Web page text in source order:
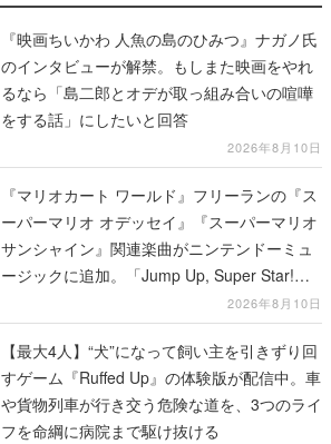
『映画ちいかわ 人魚の島のひみつ』ナガノ氏
のインタビューが解禁。もしまた映画をやれ
るなら「島二郎とオデが取っ組み合いの喧嘩
をする話」にしたいと回答
2026年8月10日
『マリオカート ワールド』フリーランの『ス
ーパーマリオ オデッセイ』『スーパーマリオ
サンシャイン』関連楽曲がニンテンドーミュ
ージックに追加。「Jump Up, Super Star!」
「ドルピックタウン」など計14曲が配信
2026年8月10日
【最大4人】“犬”になって飼い主を引きずり回
すゲーム『Ruffed Up』の体験版が配信中。車
や貨物列車が行き交う危険な道を、3つのライ
フを命綱に病院まで駆け抜ける